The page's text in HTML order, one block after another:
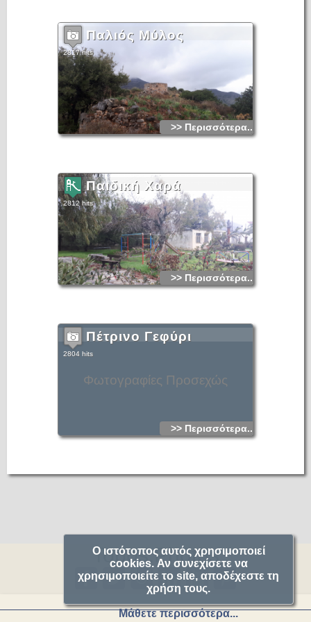
Παλιός Μύλος
2817 hits
>> Περισσότερα...
Παιδική Χαρά
2812 hits
>> Περισσότερα...
Φωτογραφίες Προσεχώς
Πέτρινο Γεφύρι
2804 hits
>> Περισσότερα...
Topos.Photos
Ο ιστότοπος αυτός χρησιμοποιεί
cookies. Αν συνεχίσετε να
χρησιμοποιείτε το site, αποδέχεστε τη
χρήση τους.
Μάθετε περισσότερα...